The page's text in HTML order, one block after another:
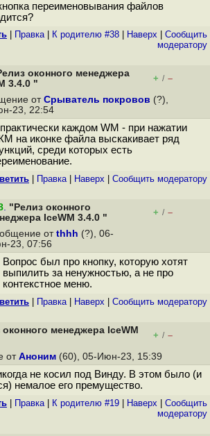
переименовывания файлов
Правка| К родителю #38 Наверх
Cообщить
модератору
оконного менеджера
3.4.0 "
+ / –
от Срыватель покровов (?),
23, 22:54
каждом WM - при нажатии
на иконке файла выскакивает ряд
среди которых есть
Правка| Наверх Cообщить модератору
. "Релиз оконного
IceWM 3.4.0 "
+ / –
от thhh (?), 06-
23, 07:56
Вопрос был про кнопку, которую хотят
выпилить за ненужностью, а не про
контекстное меню.
Правка| Наверх Cообщить модератору
менеджера IceWM
+ / –
от Аноним (60), 05-Июн-23, 15:39
не косил под Винду. В этом было (и
немалое его премущество.
Правка| К родителю #19 Наверх
Cообщить
модератору